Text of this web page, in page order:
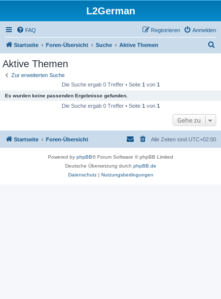
L2German
FAQ Anmelden
Registrieren
Startseite Foren-Übersicht Suche Aktive Themen
Aktive Themen
Zur erweiterten Suche
Die Suche ergab 0 Treffer • Seite 1 von 1
Es wurden keine passenden Ergebnisse gefunden.
Die Suche ergab 0 Treffer • Seite 1 von 1
Gehe zu
Startseite Foren-Übersicht Alle Zeiten sind UTC+02:00
Powered by phpBB® Forum Software © phpBB Limited
Deutsche Übersetzung durch phpBB.de
Datenschutz| Nutzungsbedingungen